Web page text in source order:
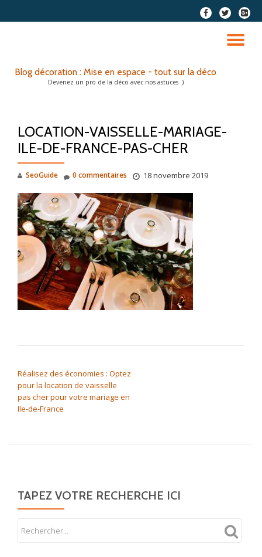
fa-
facebook
fa-
twitter
fa-
plus-
Blog décoration : Mise en espace - tout sur la déco
Devenez un pro de la déco avec nos astuces :)
LOCATION-VAISSELLE-MARIAGE-
ILE-DE-FRANCE-PAS-CHER
SeoGuide 18 novembre 2019
0 commentaires
Réalisez des économies : Optez
pour la location de vaisselle
pas cher pour votre mariage en
Ile-de-France
TAPEZ VOTRE RECHERCHE ICI